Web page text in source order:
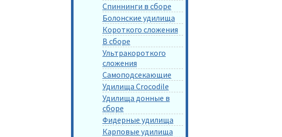
Спиннинги в сборе
Болонские удилища
Короткого сложения
В сборе
Ультракороткого
сложения
Самоподсекающие
Удилища Crocodile
Удилища донные в
сборе
Фидерные удилища
Карповые удилища